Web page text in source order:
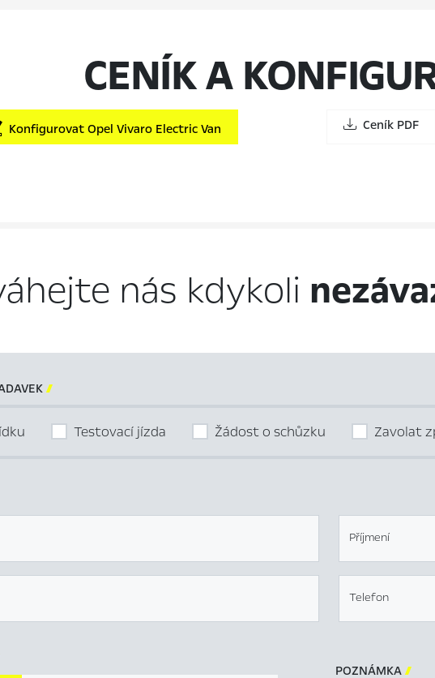
CENÍK A
Konfigurovat Opel Vivaro Electric Van Ceník PDF
nás kdykoli

Testovací jízda Žádost o schůzku Zavolat
Příjmení
Telefon
POZNÁMKA 